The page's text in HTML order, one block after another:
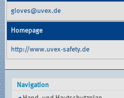
gloves@uvex.de
Homepage
http://www.uvex-safety.de
Navigation